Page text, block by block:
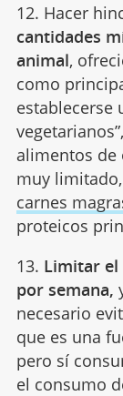
12. Hacer
cantidades
animal,
como
establecerse
alimentos de
muy
carnes
proteicos
13. Limitar el
por semana,
necesario
que es una
pero sí
el consumo